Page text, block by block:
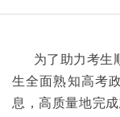
为了助力考生
生全面熟知高考
息，高质量地完